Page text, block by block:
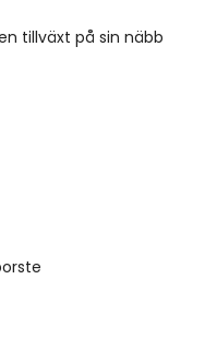
tillväxt på sin näbb